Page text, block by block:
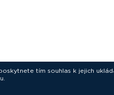
tím souhlas k jejich